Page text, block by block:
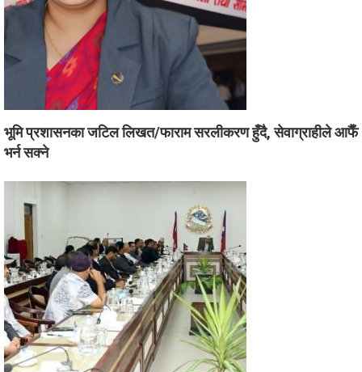
भूमि प्रशासनका जटिल लिखत/फाराम सरलीकरण हुँदै, सेवाग्राहीले आफैँ
भर्न सक्ने